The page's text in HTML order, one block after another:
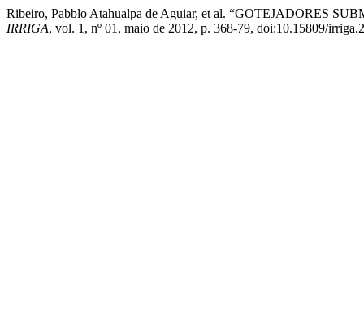
Ribeiro, Pabblo Atahualpa de Aguiar, et al. “GOTEJADORES
IRRIGA, vol. 1, nº 01, maio de 2012, p. 368-79, doi:10.15809/